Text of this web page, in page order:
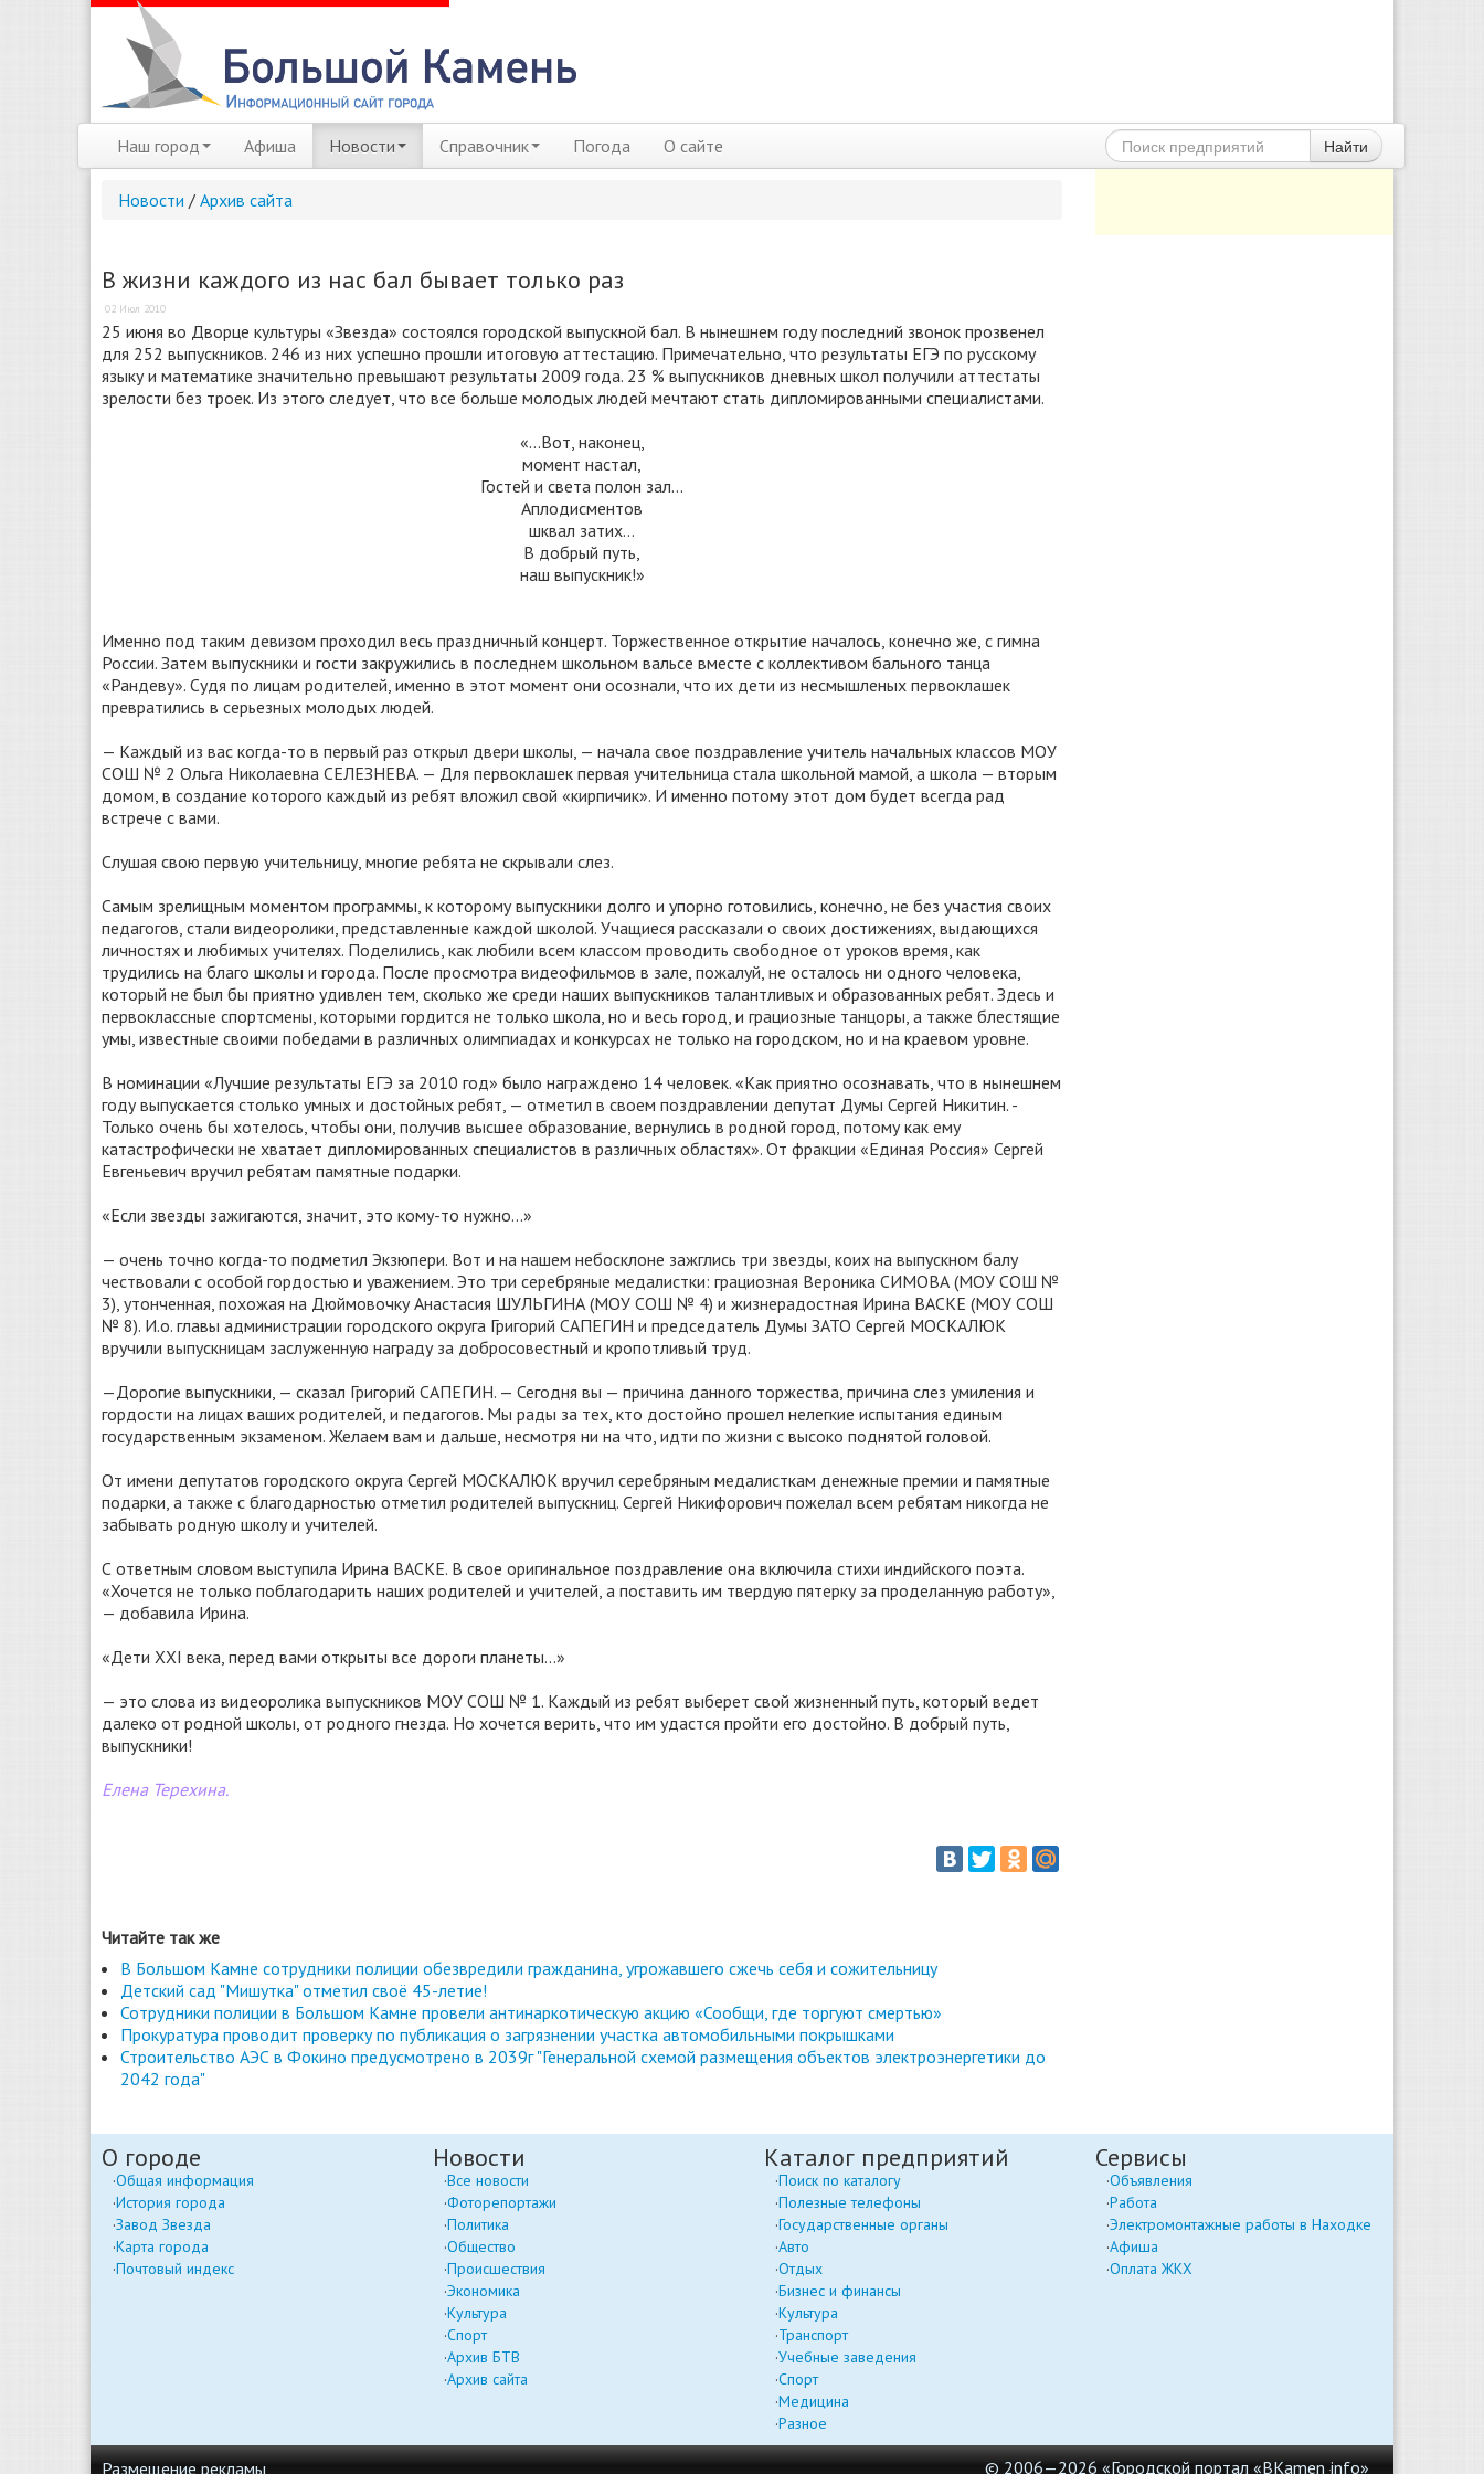
Наш город Афиша Новости Справочник Погода О сайте Найти
Новости / Архив сайта
В жизни каждого из нас бал бывает только раз
02 Июл 2010
25 июня во Дворце культуры «Звезда» состоялся городской выпускной бал. В нынешнем году последний звонок прозвенел
для 252 выпускников. 246 из них успешно прошли итоговую аттестацию. Примечательно, что результаты ЕГЭ по русскому
языку и математике значительно превышают результаты 2009 года. 23 % выпускников дневных школ получили аттестаты
зрелости без троек. Из этого следует, что все больше молодых людей мечтают стать дипломированными специалистами.
«...Вот, наконец,
момент настал,
Гостей и света полон зал...
Аплодисментов
шквал затих...
В добрый путь,
наш выпускник!»
Именно под таким девизом проходил весь праздничный концерт. Торжественное открытие началось, конечно же, с гимна
России. Затем выпускники и гости закружились в последнем школьном вальсе вместе с коллективом бального танца
«Рандеву». Судя по лицам родителей, именно в этот момент они осознали, что их дети из несмышленых первоклашек
превратились в серьезных молодых людей.
— Каждый из вас когда-то в первый раз открыл двери школы, — начала свое поздравление учитель начальных классов МОУ
СОШ № 2 Ольга Николаевна СЕЛЕЗНЕВА. — Для первоклашек первая учительница стала школьной мамой, а школа — вторым
домом, в создание которого каждый из ребят вложил свой «кирпичик». И именно потому этот дом будет всегда рад
встрече с вами.
Слушая свою первую учительницу, многие ребята не скрывали слез.
Самым зрелищным моментом программы, к которому выпускники долго и упорно готовились, конечно, не без участия своих
педагогов, стали видеоролики, представленные каждой школой. Учащиеся рассказали о своих достижениях, выдающихся
личностях и любимых учителях. Поделились, как любили всем классом проводить свободное от уроков время, как
трудились на благо школы и города. После просмотра видеофильмов в зале, пожалуй, не осталось ни одного человека,
который не был бы приятно удивлен тем, сколько же среди наших выпускников талантливых и образованных ребят. Здесь и
первоклассные спортсмены, которыми гордится не только школа, но и весь город, и грациозные танцоры, а также блестящие
умы, известные своими победами в различных олимпиадах и конкурсах не только на городском, но и на краевом уровне.
В номинации «Лучшие результаты ЕГЭ за 2010 год» было награждено 14 человек. «Как приятно осознавать, что в нынешнем
году выпускается столько умных и достойных ребят, — отметил в своем поздравлении депутат Думы Сергей Никитин. -
Только очень бы хотелось, чтобы они, получив высшее образование, вернулись в родной город, потому как ему
катастрофически не хватает дипломированных специалистов в различных областях». От фракции «Единая Россия» Сергей
Евгеньевич вручил ребятам памятные подарки.
«Если звезды зажигаются, значит, это кому-то нужно...»
— очень точно когда-то подметил Экзюпери. Вот и на нашем небосклоне зажглись три звезды, коих на выпускном балу
чествовали с особой гордостью и уважением. Это три серебряные медалистки: грациозная Вероника СИМОВА (МОУ СОШ №
3), утонченная, похожая на Дюймовочку Анастасия ШУЛЬГИНА (МОУ СОШ № 4) и жизнерадостная Ирина ВАСКЕ (МОУ СОШ
№ 8). И.о. главы администрации городского округа Григорий САПЕГИН и председатель Думы ЗАТО Сергей МОСКАЛЮК
вручили выпускницам заслуженную награду за добросовестный и кропотливый труд.
—Дорогие выпускники, — сказал Григорий САПЕГИН. — Сегодня вы — причина данного торжества, причина слез умиления и
гордости на лицах ваших родителей, и педагогов. Мы рады за тех, кто достойно прошел нелегкие испытания единым
государственным экзаменом. Желаем вам и дальше, несмотря ни на что, идти по жизни с высоко поднятой головой.
От имени депутатов городского округа Сергей МОСКАЛЮК вручил серебряным медалисткам денежные премии и памятные
подарки, а также с благодарностью отметил родителей выпускниц. Сергей Никифорович пожелал всем ребятам никогда не
забывать родную школу и учителей.
С ответным словом выступила Ирина ВАСКЕ. В свое оригинальное поздравление она включила стихи индийского поэта.
«Хочется не только поблагодарить наших родителей и учителей, а поставить им твердую пятерку за проделанную работу»,
— добавила Ирина.
«Дети XXI века, перед вами открыты все дороги планеты...»
— это слова из видеоролика выпускников МОУ СОШ № 1. Каждый из ребят выберет свой жизненный путь, который ведет
далеко от родной школы, от родного гнезда. Но хочется верить, что им удастся пройти его достойно. В добрый путь,
выпускники!
Елена Терехина.
Читайте так же
В Большом Камне сотрудники полиции обезвредили гражданина, угрожавшего сжечь себя и сожительницу
Детский сад "Мишутка" отметил своё 45-летие!
Сотрудники полиции в Большом Камне провели антинаркотическую акцию «Сообщи, где торгуют смертью»
Прокуратура проводит проверку по публикация о загрязнении участка автомобильными покрышками
Строительство АЭС в Фокино предусмотрено в 2039г "Генеральной схемой размещения объектов электроэнергетики до
2042 года"
О городе
Общая информация
История города
Завод Звезда
Карта города
Почтовый индекс
Новости
Все новости
Фоторепортажи
Политика
Общество
Происшествия
Экономика
Культура
Спорт
Архив БТВ
Архив сайта
Каталог предприятий
Поиск по каталогу
Полезные телефоны
Государственные органы
Авто
Отдых
Бизнес и финансы
Культура
Транспорт
Учебные заведения
Спорт
Медицина
Разное
Сервисы
Объявления
Работа
Электромонтажные работы в Находке
Афиша
Оплата ЖКХ
Размещение рекламы © 2006—2026 «Городской портал «BKamen info»